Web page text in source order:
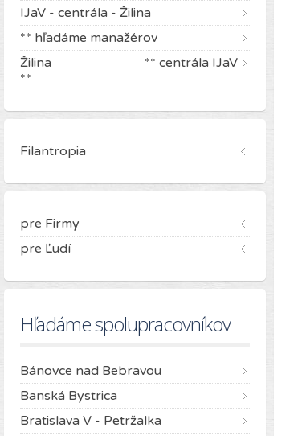
IJaV - centrála - Žilina
** hľadáme manažérov
Žilina ** centrála IJaV
**
Filantropia
pre Firmy
pre Ľudí
Hľadáme spolupracovníkov
Bánovce nad Bebravou
Banská Bystrica
Bratislava V - Petržalka